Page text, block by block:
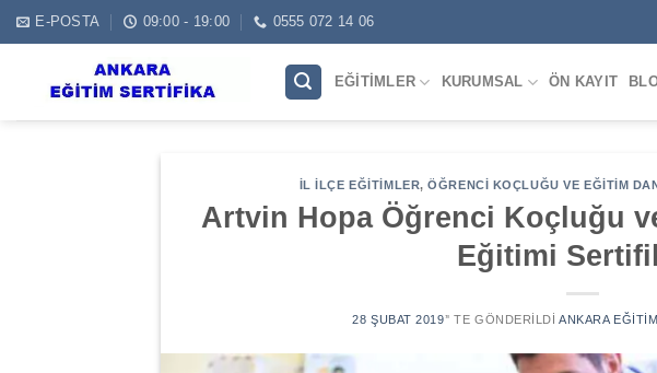
Skip
to
E-POSTA 09:00 - 19:00 0555 072 14 06
EĞITIMLER KURUMSAL ÖN KAYIT
İL İLÇE EĞITIMLER,ÖĞRENCI KOÇLUĞU VE EĞITIM
Artvin Hopa Öğrenci Koçluğu
Eğitimi
28 ŞUBAT 2019’' TE GÖNDERILDI ANKARA